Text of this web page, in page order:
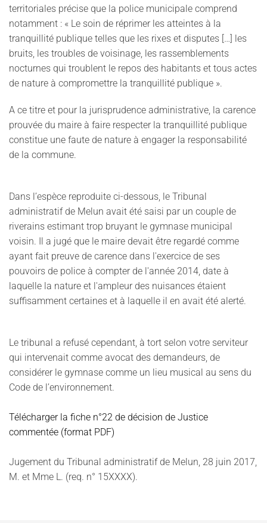
territoriales précise que la police municipale comprend
notamment : « Le soin de réprimer les atteintes à la
tranquillité publique telles que les rixes et disputes […] les
bruits, les troubles de voisinage, les rassemblements
nocturnes qui troublent le repos des habitants et tous actes
de nature à compromettre la tranquillité publique ».
A ce titre et pour la jurisprudence administrative, la carence
prouvée du maire à faire respecter la tranquillité publique
constitue une faute de nature à engager la responsabilité
de la commune.
Dans l’espèce reproduite ci-dessous, le Tribunal
administratif de Melun avait été saisi par un couple de
riverains estimant trop bruyant le gymnase municipal
voisin. Il a jugé que le maire devait être regardé comme
ayant fait preuve de carence dans l'exercice de ses
pouvoirs de police à compter de l'année 2014, date à
laquelle la nature et l'ampleur des nuisances étaient
suffisamment certaines et à laquelle il en avait été alerté.
Le tribunal a refusé cependant, à tort selon votre serviteur
qui intervenait comme avocat des demandeurs, de
considérer le gymnase comme un lieu musical au sens du
Code de l’environnement.
Télécharger la fiche n°22 de décision de Justice
commentée (format PDF)
Jugement du Tribunal administratif de Melun, 28 juin 2017,
M. et Mme L. (req. n° 15XXXX).